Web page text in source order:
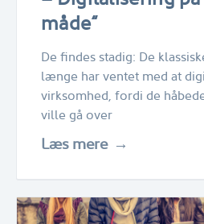
måde“
De findes stadig: De
længe har ventet med at
virksomhed, fordi de
ville gå over
Læs mere